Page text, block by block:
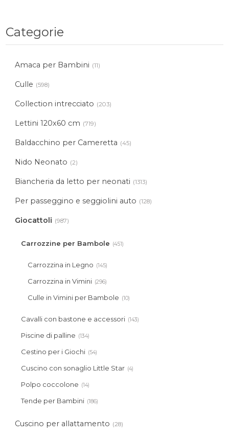
Categorie
Amaca per Bambini (11)
Culle (598)
Collection intrecciato (203)
Lettini 120x60 cm (719)
Baldacchino per Cameretta (45)
Nido Neonato (2)
Biancheria da letto per neonati (1313)
Per passeggino e seggiolini auto (128)
Giocattoli (987)
Carrozzine per Bambole (451)
Carrozzina in Legno (145)
Carrozzina in Vimini (296)
Culle in Vimini per Bambole (10)
Cavalli con bastone e accessori (143)
Piscine di palline (134)
Cestino per i Giochi (54)
Cuscino con sonaglio Little Star (4)
Polpo coccolone (14)
Tende per Bambini (186)
Cuscino per allattamento (28)